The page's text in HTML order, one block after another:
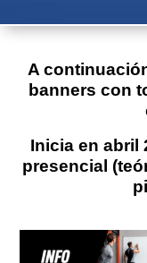
A
banners con
Inicia en abril
presencial